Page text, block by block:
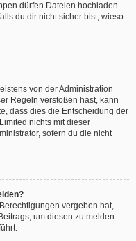
dürfen Dateien hochladen.
du dir nicht sicher bist, wieso
von der Administration
Regeln verstoßen hast, kann
dass dies die Entscheidung der
nichts mit dieser
sofern du die nicht
vergeben hat,
um diesen zu melden.